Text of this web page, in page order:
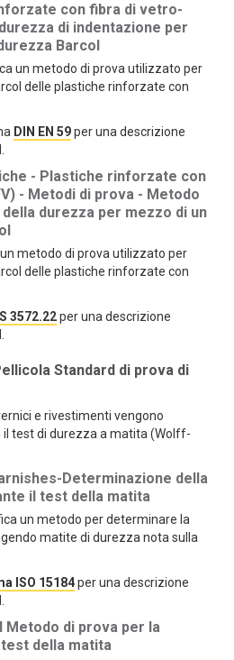
con fibra di vetro-
di indentazione per
Barcol
un metodo di prova utilizzato per
delle plastiche rinforzate con
DIN EN 59per una descrizione
- Plastiche rinforzate con
- Metodi di prova - Metodo
durezza per mezzo di un
metodo di prova utilizzato per
delle plastiche rinforzate con
3572.22per una descrizione
Standard di prova di
e rivestimenti vengono
test di durezza a matita (Wolff-
Determinazione della
il test della matita
un metodo per determinare la
matite di durezza nota sulla
ISO 15184per una descrizione
Metodo di prova per la
della matita